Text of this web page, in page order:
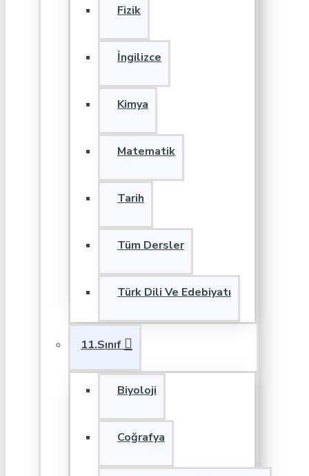
Fizik
İngilizce
Kimya
Matematik
Tarih
Tüm Dersler
Türk Dili Ve Edebiyatı
11.Sınıf
Biyoloji
Coğrafya